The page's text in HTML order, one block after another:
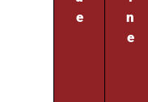
e
n
e